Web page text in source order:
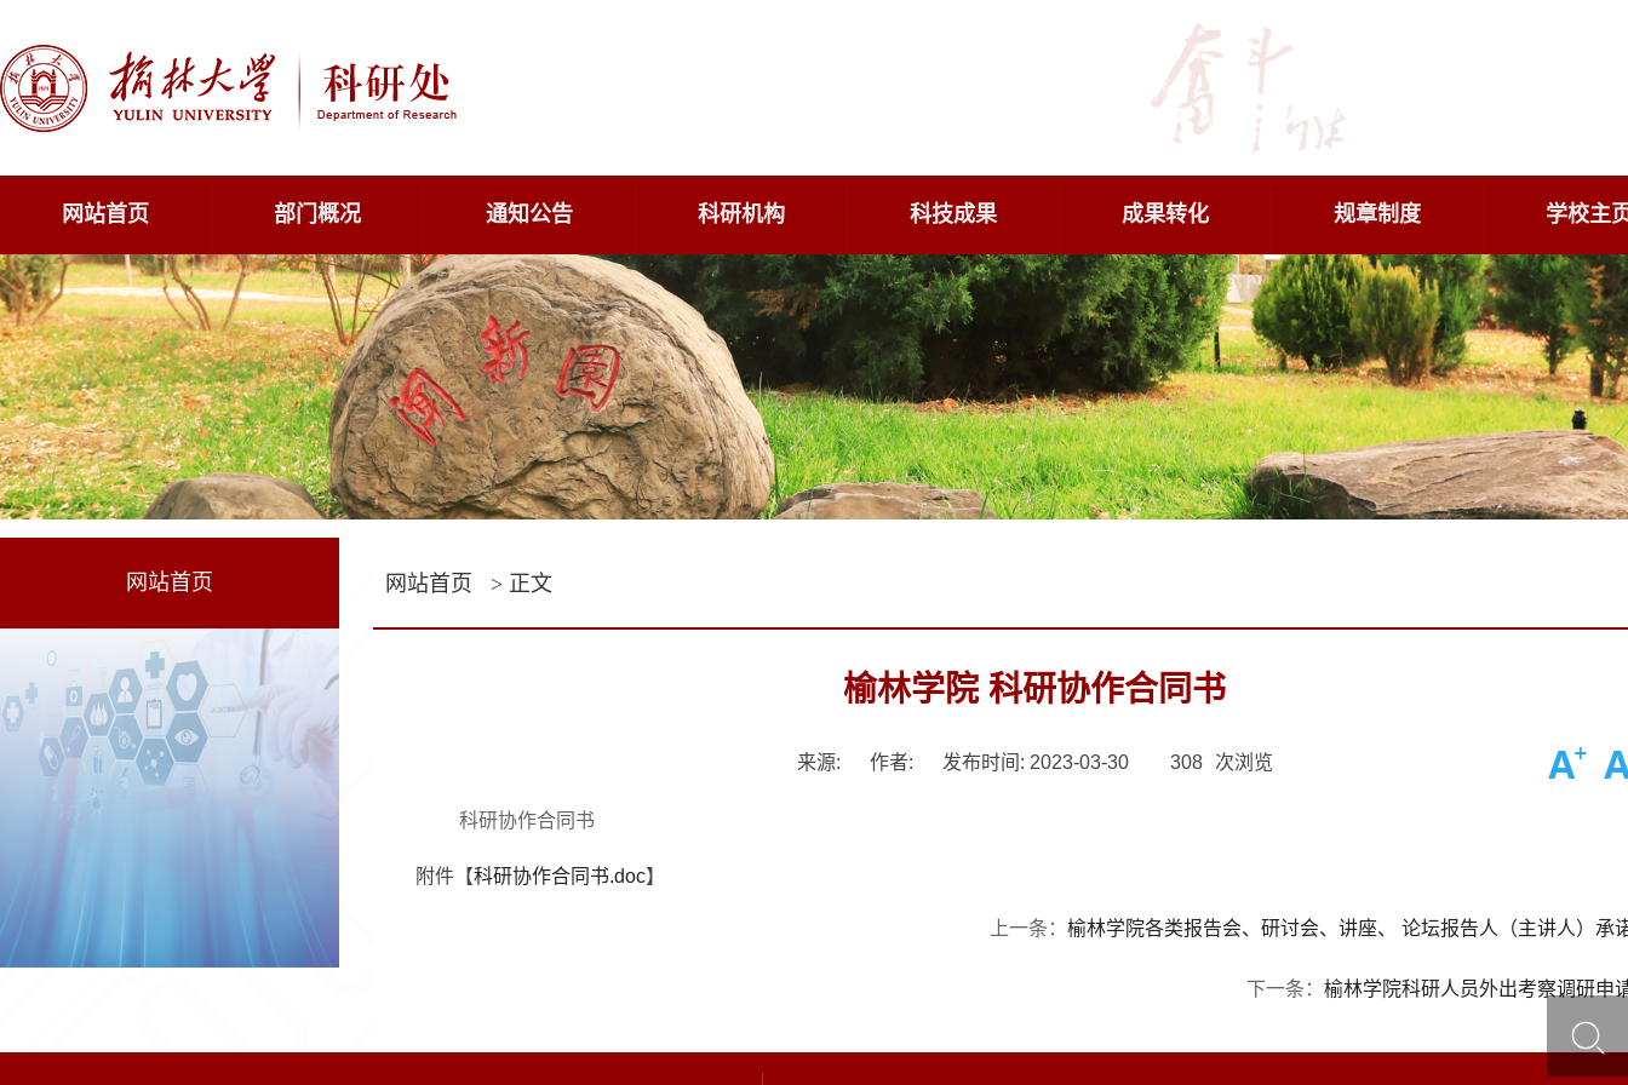
网站首页 部门概况 通知公告 科研机构 科技成果 成果转化 规章制度 学校主
网站首页 网站首页 > 正文
榆林学院 科研协作合同书
来源: 作者: 发布时间: 2023-03-30 308 次浏览
科研协作合同书
附件【科研协作合同书.doc】
上一条： 榆林学院各类报告会、研讨会、讲座、 论坛报告人（主讲人）承
下一条： 榆林学院科研人员外出考察调研申